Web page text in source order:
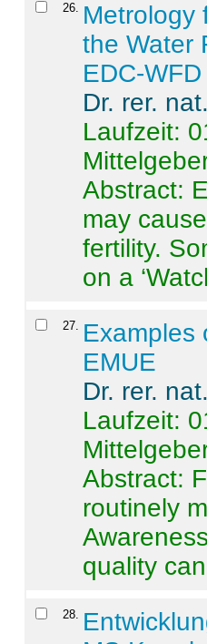
26. Metrology
the Water
EDC-WFD
Dr. rer.
Laufzeit:
Abstract:
may
fertility.
on a
27. Examples
EMUE
Dr. rer.
Laufzeit:
Abstract:
routinely
quality
28.